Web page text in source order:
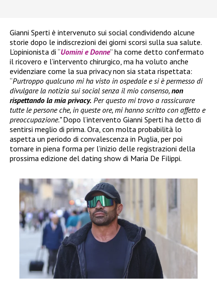
Gianni Sperti è intervenuto sui social condividendo alcune
storie dopo le indiscrezioni dei giorni scorsi sulla sua salute.
L’opinionista di “Uomini e Donne” ha come detto confermato
il ricovero e l’intervento chirurgico, ma ha voluto anche
evidenziare come la sua privacy non sia stata rispettata:
“Purtroppo qualcuno mi ha visto in ospedale e si è permesso di
divulgare la notizia sui social senza il mio consenso, non
rispettando la mia privacy. Per questo mi trovo a rassicurare
tutte le persone che, in queste ore, mi hanno scritto con affetto e
preoccupazione.”Dopo l’intervento Gianni Sperti ha detto di
sentirsi meglio di prima. Ora, con molta probabilità lo
aspetta un periodo di convalescenza in Puglia, per poi
tornare in piena forma per l’inizio delle registrazioni della
prossima edizione del dating show di Maria De Filippi.